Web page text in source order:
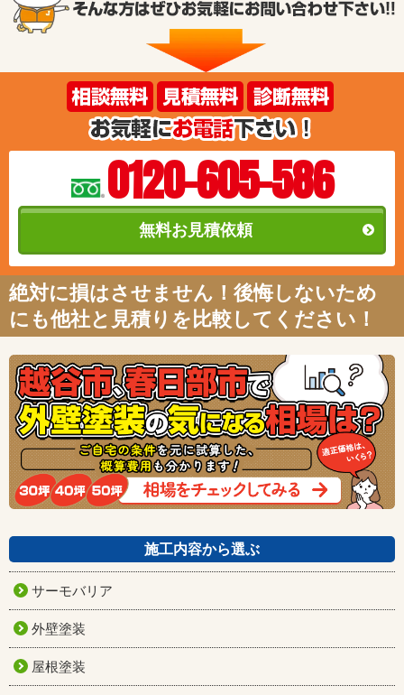
0120-605-586
無料お見積依頼
絶対に損はさせません！後悔しないため
にも他社と見積りを比較してください！
施工内容から選ぶ
サーモバリア
外壁塗装
屋根塗装